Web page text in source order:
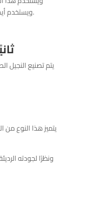
ويستخدم أيضًا لفرش أرضيات المكاتب داخل الشركات.
يتم تصنيع النجيل
يتميز هذا النوع من
ونظرًا لجودته